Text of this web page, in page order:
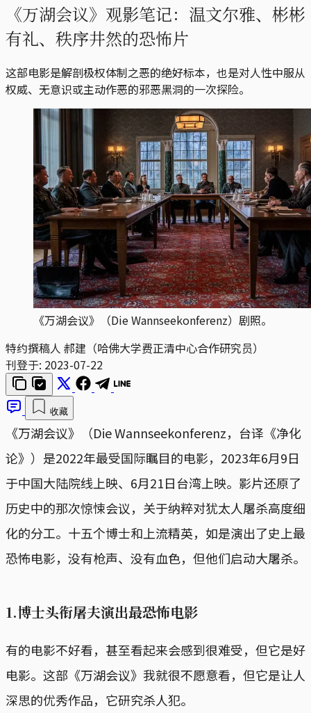
《万湖会议》观影笔记：温文尔雅、彬彬
有礼、秩序井然的恐怖片
这部电影是解剖极权体制之恶的绝好标本，也是对人性中服从
权威、无意识或主动作恶的邪恶黑洞的一次探险。
《万湖会议》（Die Wannseekonferenz）剧照。
特约撰稿人 郝建（哈佛大学费正清中心合作研究员）
刊登于: 2023-07-22
收藏
《万湖会议》（Die Wannseekonferenz，台译《净化
论》）是2022年最受国际瞩目的电影，2023年6月9日
于中国大陆院线上映、6月21日台湾上映。影片还原了
历史中的那次惊悚会议，关于纳粹对犹太人屠杀高度细
化的分工。十五个博士和上流精英，如是演出了史上最
恐怖电影，没有枪声、没有血色，但他们启动大屠杀。
1.博士头衔屠夫演出最恐怖电影
有的电影不好看，甚至看起来会感到很难受，但它是好
电影。这部《万湖会议》我就很不愿意看，但它是让人
深思的优秀作品，它研究杀人犯。